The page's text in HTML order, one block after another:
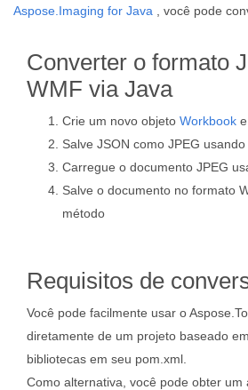
Aspose.Imaging for Java , você pode
Converter o formato
WMF via Java
Crie um novo objeto Workbook
Salve JSON como JPEG usando
Carregue o documento JPEG
Salve o documento no formato
método
Requisitos de
Você pode facilmente usar o
diretamente de um projeto baseado em
bibliotecas em seu pom.xml.
Como alternativa, você pode obter um